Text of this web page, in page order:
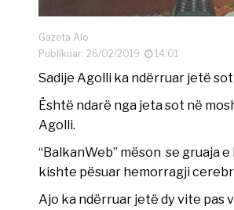
Gazeta Alo
Publikuar: 26/02/2019
14:01
Sadije Agolli ka ndërruar jetë
Është ndarë nga jeta sot në
Agolli.
“BalkanWeb” mëson se gruaja
kishte pësuar hemorragji
Ajo ka ndërruar jetë dy vite pas